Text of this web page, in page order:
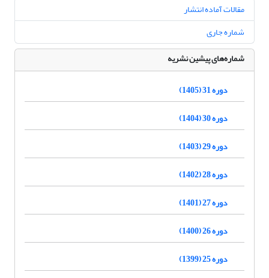
مقالات آماده انتشار
شماره جاری
شماره‌های پیشین نشریه
دوره 31 (1405)
دوره 30 (1404)
دوره 29 (1403)
دوره 28 (1402)
دوره 27 (1401)
دوره 26 (1400)
دوره 25 (1399)